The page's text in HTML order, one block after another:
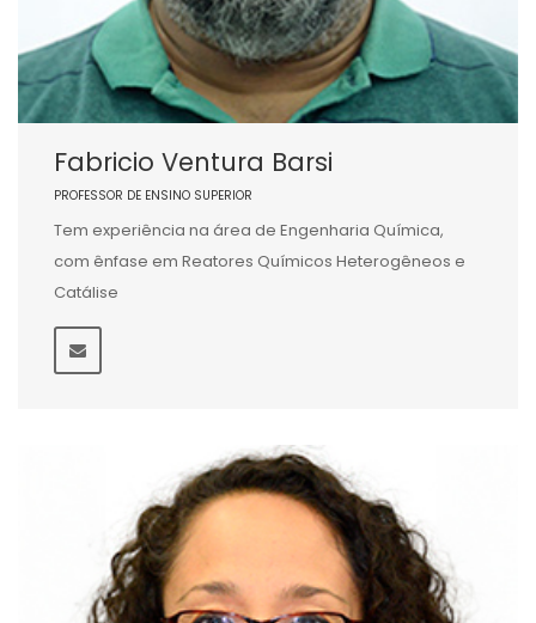
Fabricio Ventura Barsi
PROFESSOR DE ENSINO SUPERIOR
Tem experiência na área de Engenharia Química,
com ênfase em Reatores Químicos Heterogêneos e
Catálise